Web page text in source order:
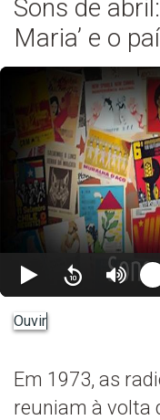
Sons de
Maria’ e o
Ouvir
Em 1973, as
reuniam à volta